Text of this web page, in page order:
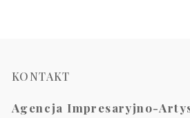
KONTAKT
Agencja Impresaryjno-